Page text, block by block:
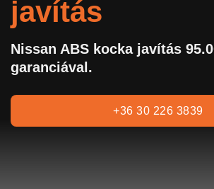
javítás
Nissan ABS kocka javítás
garanciával.
+36 30 226 3839